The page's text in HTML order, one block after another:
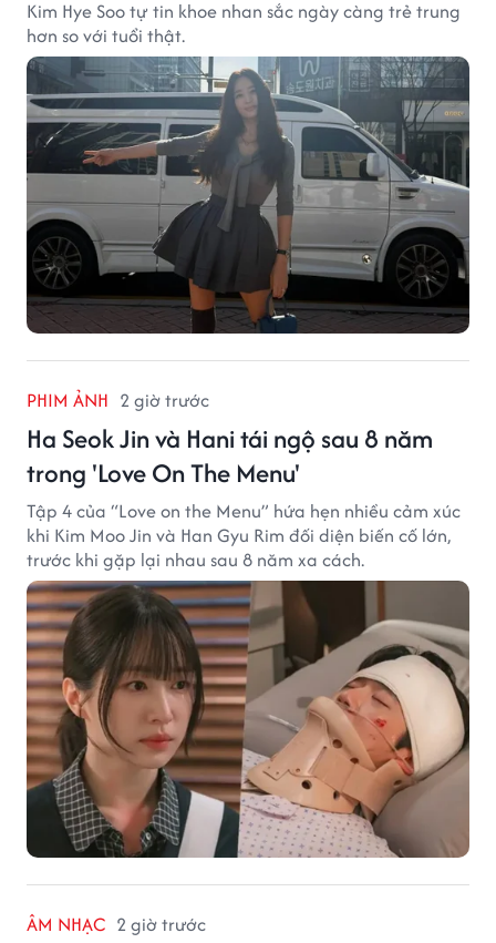
Kim Hye Soo tự tin khoe nhan sắc ngày càng trẻ trung
hơn so với tuổi thật.
PHIM ẢNH 2 giờ trước
Ha Seok Jin và Hani tái ngộ sau 8 năm
trong 'Love On The Menu'
Tập 4 của “Love on the Menu” hứa hẹn nhiều cảm xúc
khi Kim Moo Jin và Han Gyu Rim đối diện biến cố lớn,
trước khi gặp lại nhau sau 8 năm xa cách.
ÂM NHẠC 2 giờ trước